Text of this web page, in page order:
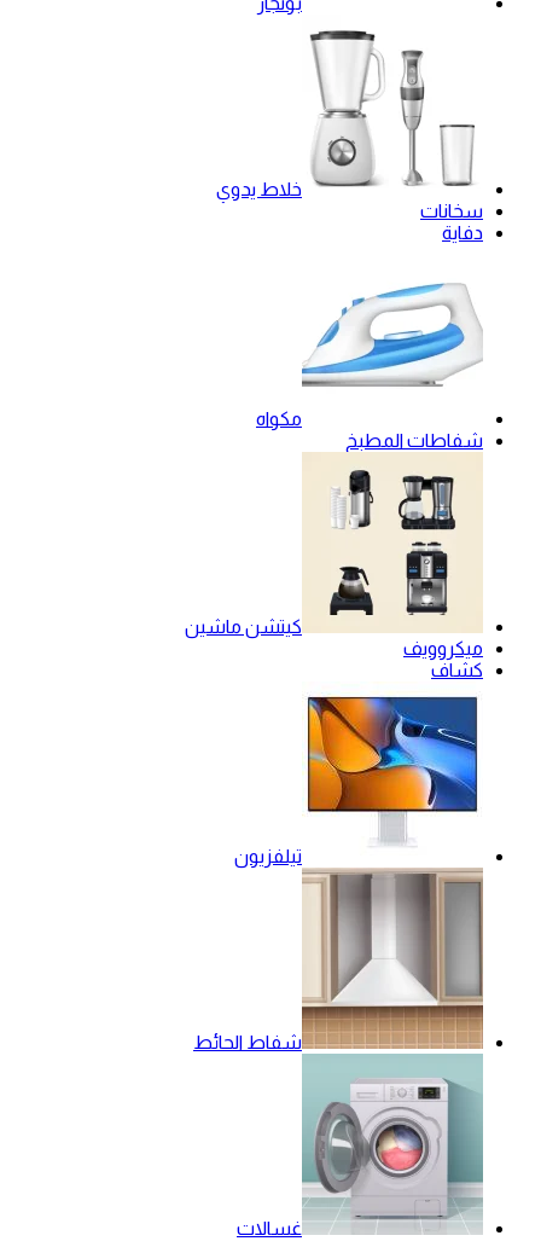
خلاط يدوي
سخانات
دفاية
مكواه
شفاطات المطبخ
كيتشن ماشين
ميكروويف
كشاف
تيلفزيون
شفاط الحائط
غسالات